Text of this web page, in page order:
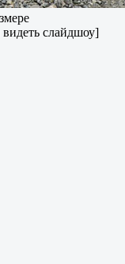
слайдшоу]